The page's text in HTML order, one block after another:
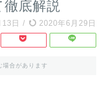
底解説
日 / 2020年6月29日
場合があります